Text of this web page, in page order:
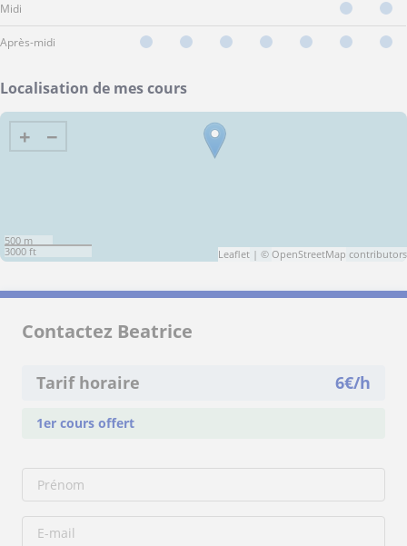
Midi
Après-midi
Localisation de mes cours
+ −
500 m
3000 ft
Leaflet| © OpenStreetMap contributors
Contactez Beatrice
Tarif horaire 6€/h
1er cours offert